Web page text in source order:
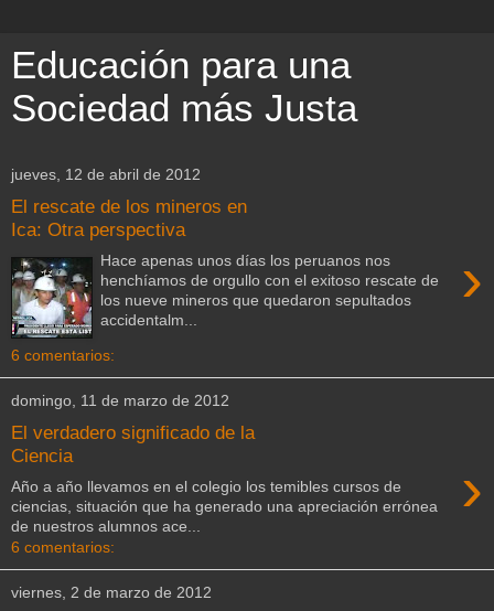
Educación para una
Sociedad más Justa
jueves, 12 de abril de 2012
El rescate de los mineros en
Ica: Otra perspectiva
›
Hace apenas unos días los peruanos nos
henchíamos de orgullo con el exitoso rescate de
los nueve mineros que quedaron sepultados
accidentalm...
6 comentarios:
domingo, 11 de marzo de 2012
El verdadero significado de la
Ciencia
›
Año a año llevamos en el colegio los temibles cursos de
ciencias, situación que ha generado una apreciación errónea
de nuestros alumnos ace...
6 comentarios:
viernes, 2 de marzo de 2012